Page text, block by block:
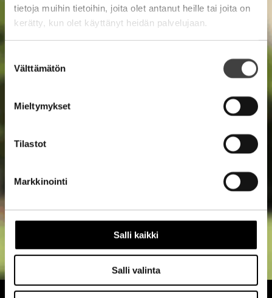
tietoja muihin tietoihin, joita olet antanut heille tai joita on
kerätty, kun olet käyttänyt heidän palvelujaan.
valinta
Välttämätön
Mieltymykset
Tilastot
Markkinointi
Salli kaikki
Salli valinta